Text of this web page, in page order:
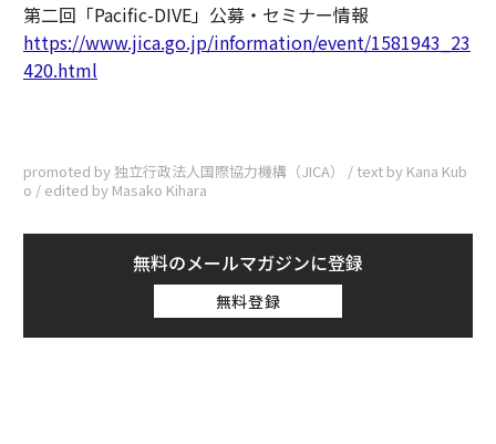
第二回「Pacific-DIVE」公募・セミナー情報
https://www.jica.go.jp/information/event/1581943_23
420.html
promoted by 独立行政法人国際協力機構（JICA） / text by Kana Kub
o / edited by Masako Kihara
無料のメールマガジンに登録
無料登録